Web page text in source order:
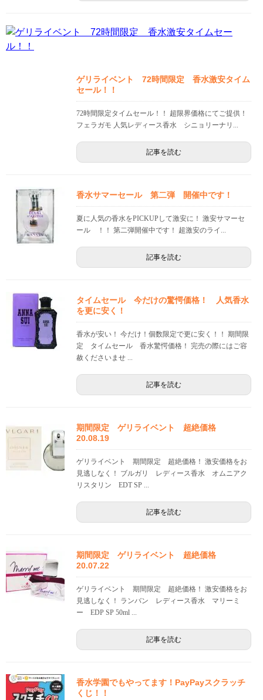
ゲリライベント 72時間限定 香水激安タイム
セール！！
72時間限定タイムセール！！ 超限界価格にてご提供！
フェラガモ 人気レディース香水 シニョリーナリ...
記事を読む
香水サマーセール 第二弾 開催中です！
夏に人気の香水をPICKUPして激安に！ 激安サマーセ
ール ！！ 第二弾開催中です！ 超激安のライ...
記事を読む
タイムセール 今だけの驚愕価格！ 人気香水
を更に安く！
香水が安い！ 今だけ！個数限定で更に安く！！ 期間限
定 タイムセール 香水驚愕価格！ 完売の際にはご容
赦くださいませ ...
記事を読む
期間限定 ゲリライベント 超絶価格
20.08.19
ゲリライベント 期間限定 超絶価格！ 激安価格をお
見逃しなく！ ブルガリ レディース香水 オムニアク
リスタリン EDT SP ...
記事を読む
期間限定 ゲリライベント 超絶価格
20.07.22
ゲリライベント 期間限定 超絶価格！ 激安価格をお
見逃しなく！ ランバン レディース香水 マリーミ
ー EDP SP 50ml ...
記事を読む
香水学園でもやってます！PayPayスクラッチ
くじ！！